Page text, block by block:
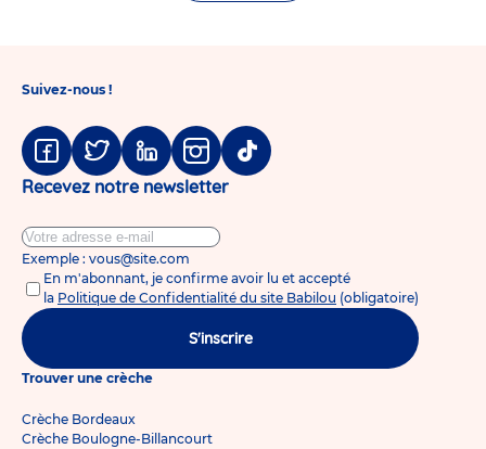
Suivez-nous !
Facebook
TwitterLinkedinInstagram
Tiktok
Recevez notre newsletter
Exemple : vous@site.com
En m'abonnant, je confirme avoir lu et accepté
la Politique de Confidentialité du site Babilou (obligatoire)
S'inscrire
Trouver une crèche
Crèche Bordeaux
Crèche Boulogne-Billancourt